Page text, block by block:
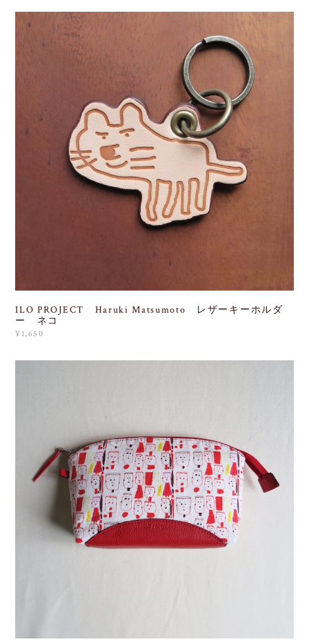
ILO PROJECT Haruki Matsumoto レザーキーホルダ
ー ネコ
¥1,650